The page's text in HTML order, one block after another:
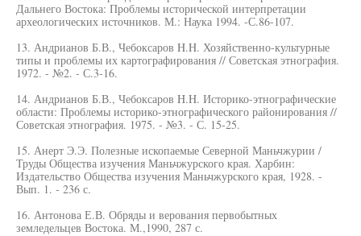
Дальнего Востока: Проблемы исторической интерпретации
археологических источников. М.: Наука 1994. -С.86-107.
13. Андрианов Б.В., Чебоксаров H.H. Хозяйственно-культурные
типы и проблемы их картографирования // Советская этнография.
1972. - №2. - С.3-16.
14. Андрианов Б.В., Чебоксаров H.H. Историко-этнографические
области: Проблемы историко-этнографического районирования //
Советская этнография. 1975. - №3. - С. 15-25.
15. Анерт Э.Э. Полезные ископаемые Северной Маньчжурии /
Труды Общества изучения Маньчжурского края. Харбин:
Издательство Общества изучения Маньчжурского края, 1928. -
Вып. 1. - 236 с.
16. Антонова Е.В. Обряды и верования первобытных
земледельцев Востока. М.,1990, 287 с.